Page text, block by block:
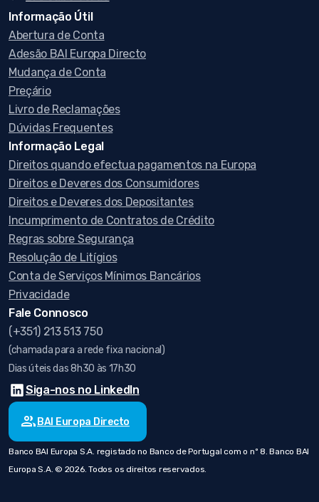
Informação Útil
Abertura de Conta
Adesão BAI Europa Directo
Mudança de Conta
Preçário
Livro de Reclamações
Dúvidas Frequentes
Informação Legal
Direitos quando efectua pagamentos na Europa
Direitos e Deveres dos Consumidores
Direitos e Deveres dos Depositantes
Incumprimento de Contratos de Crédito
Regras sobre Segurança
Resolução de Litígios
Conta de Serviços Mínimos Bancários
Privacidade
Fale Connosco
(+351) 213 513 750
(chamada para a rede fixa nacional)
Dias úteis das 8h30 às 17h30
Siga-nos no LinkedIn
group BAI Europa Directo
Banco BAI Europa S.A. registado no Banco de Portugal com o nº 8. Banco BAI
Europa S.A. © 2026. Todos os direitos reservados.